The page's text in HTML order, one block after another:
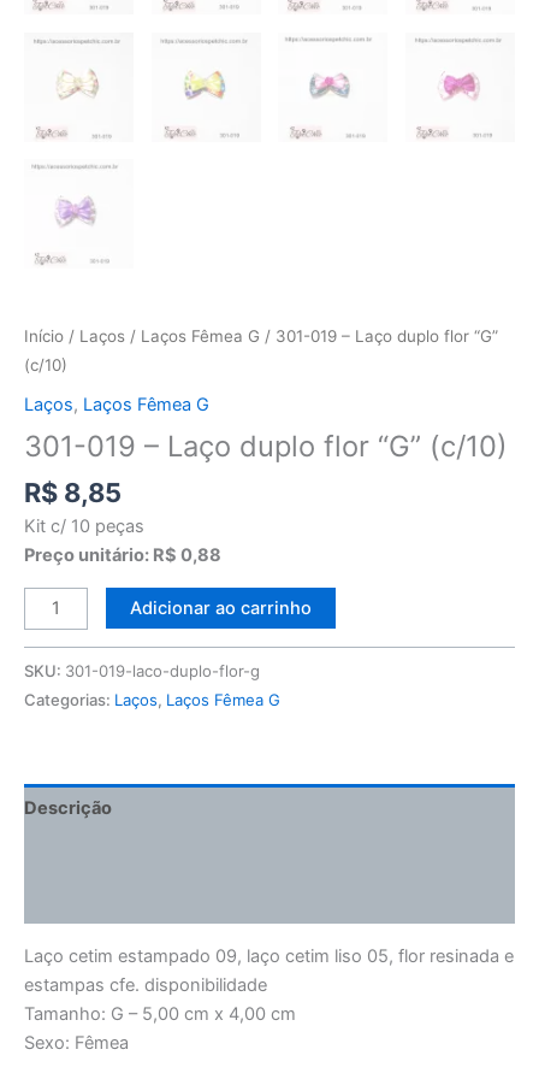
Início / Laços / Laços Fêmea G / 301-019 – Laço duplo flor “G”
(c/10)
Laços, Laços Fêmea G
301-019 – Laço duplo flor “G” (c/10)
R$ 8,85
Kit c/ 10 peças
Preço unitário: R$ 0,88
Adicionar ao carrinho
SKU: 301-019-laco-duplo-flor-g
Categorias: Laços, Laços Fêmea G
Descrição
Laço cetim estampado 09, laço cetim liso 05, flor resinada e
estampas cfe. disponibilidade
Tamanho: G – 5,00 cm x 4,00 cm
Sexo: Fêmea